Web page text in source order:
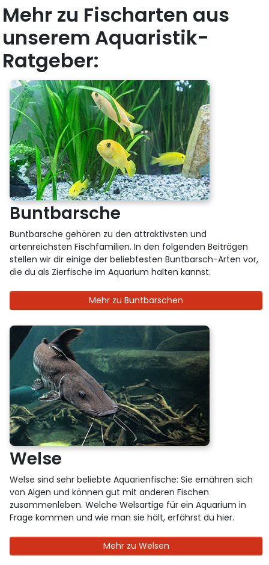
Mehr zu Fischarten aus
unserem Aquaristik-
Ratgeber:
Buntbarsche
Buntbarsche gehören zu den attraktivsten und
artenreichsten Fischfamilien. In den folgenden Beiträgen
stellen wir dir einige der beliebtesten Buntbarsch-Arten vor,
die du als Zierfische im Aquarium halten kannst.
Mehr zu Buntbarschen
Welse
Welse sind sehr beliebte Aquarienfische: Sie ernähren sich
von Algen und können gut mit anderen Fischen
zusammenleben. Welche Welsartige für ein Aquarium in
Frage kommen und wie man sie hält, erfährst du hier.
Mehr zu Welsen